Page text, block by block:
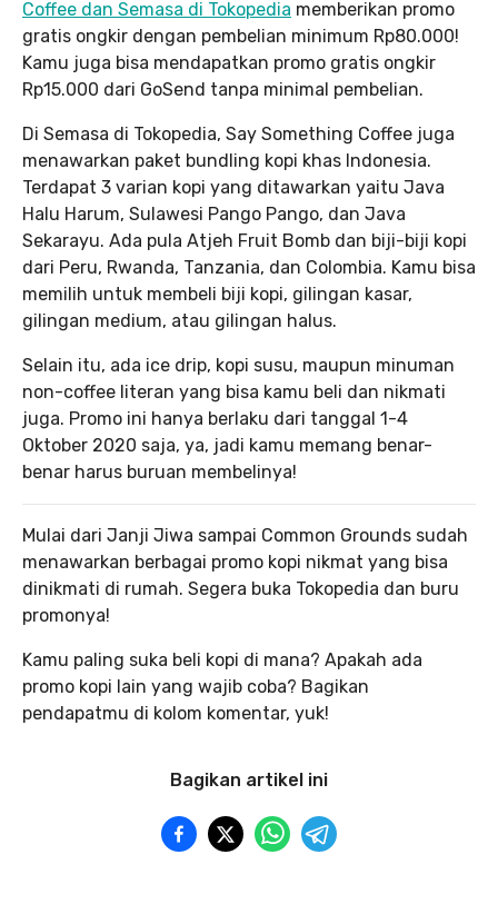
Coffee dan Semasa di Tokopedia memberikan promo
gratis ongkir dengan pembelian minimum Rp80.000!
Kamu juga bisa mendapatkan promo gratis ongkir
Rp15.000 dari GoSend tanpa minimal pembelian.
Di Semasa di Tokopedia, Say Something Coffee juga
menawarkan paket bundling kopi khas Indonesia.
Terdapat 3 varian kopi yang ditawarkan yaitu Java
Halu Harum, Sulawesi Pango Pango, dan Java
Sekarayu. Ada pula Atjeh Fruit Bomb dan biji-biji kopi
dari Peru, Rwanda, Tanzania, dan Colombia. Kamu bisa
memilih untuk membeli biji kopi, gilingan kasar,
gilingan medium, atau gilingan halus.
Selain itu, ada ice drip, kopi susu, maupun minuman
non-coffee literan yang bisa kamu beli dan nikmati
juga. Promo ini hanya berlaku dari tanggal 1-4
Oktober 2020 saja, ya, jadi kamu memang benar-
benar harus buruan membelinya!
Mulai dari Janji Jiwa sampai Common Grounds sudah
menawarkan berbagai promo kopi nikmat yang bisa
dinikmati di rumah. Segera buka Tokopedia dan buru
promonya!
Kamu paling suka beli kopi di mana? Apakah ada
promo kopi lain yang wajib coba? Bagikan
pendapatmu di kolom komentar, yuk!
Bagikan artikel ini